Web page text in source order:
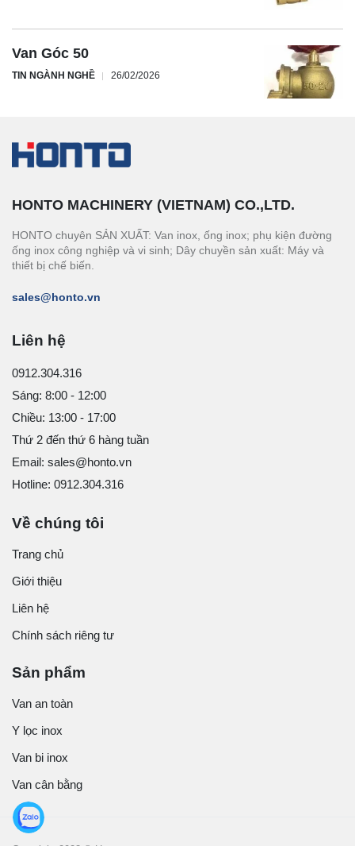
Van Góc 50
TIN NGÀNH NGHỀ 26/02/2026
HONTO MACHINERY (VIETNAM) CO.,LTD.
HONTO chuyên SẢN XUẤT: Van inox, ống inox; phụ kiện đường
ống inox công nghiệp và vi sinh; Dây chuyền sản xuất: Máy và
thiết bị chế biến.
sales@honto.vn
Liên hệ
0912.304.316
Sáng: 8:00 - 12:00
Chiều: 13:00 - 17:00
Thứ 2 đến thứ 6 hàng tuần
Email: sales@honto.vn
Hotline: 0912.304.316
Về chúng tôi
Trang chủ
Giới thiệu
Liên hệ
Chính sách riêng tư
Sản phẩm
Van an toàn
Y lọc inox
Van bi inox
Van cân bằng